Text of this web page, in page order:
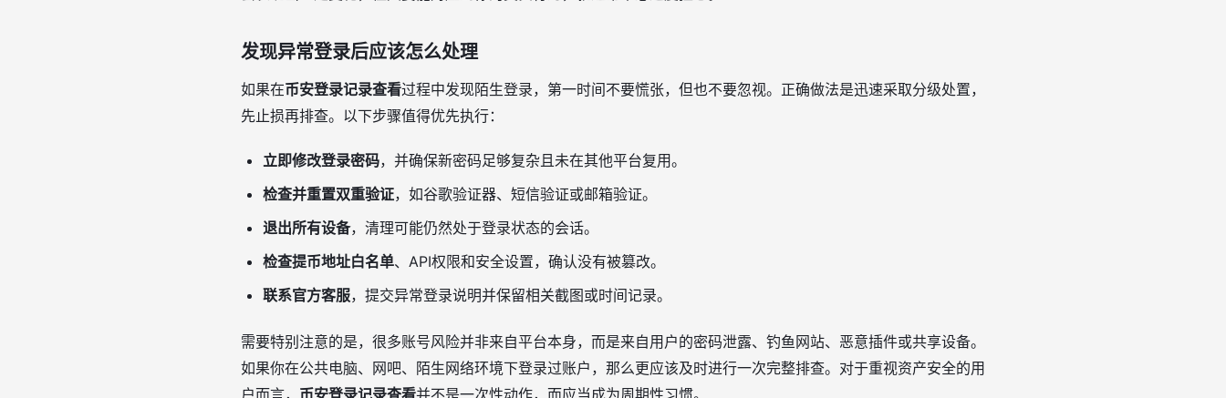
发现异常登录后应该怎么处理
如果在币安登录记录查看过程中发现陌生登录，第一时间不要慌张，但也不要忽视。正确做法是迅速采取分级处置，
先止损再排查。以下步骤值得优先执行：
立即修改登录密码，并确保新密码足够复杂且未在其他平台复用。
检查并重置双重验证，如谷歌验证器、短信验证或邮箱验证。
退出所有设备，清理可能仍然处于登录状态的会话。
检查提币地址白名单、API权限和安全设置，确认没有被篡改。
联系官方客服，提交异常登录说明并保留相关截图或时间记录。
需要特别注意的是，很多账号风险并非来自平台本身，而是来自用户的密码泄露、钓鱼网站、恶意插件或共享设备。
如果你在公共电脑、网吧、陌生网络环境下登录过账户，那么更应该及时进行一次完整排查。对于重视资产安全的用
户而言， 币安登录记录查看并不是一次性动作，而应当成为周期性习惯。